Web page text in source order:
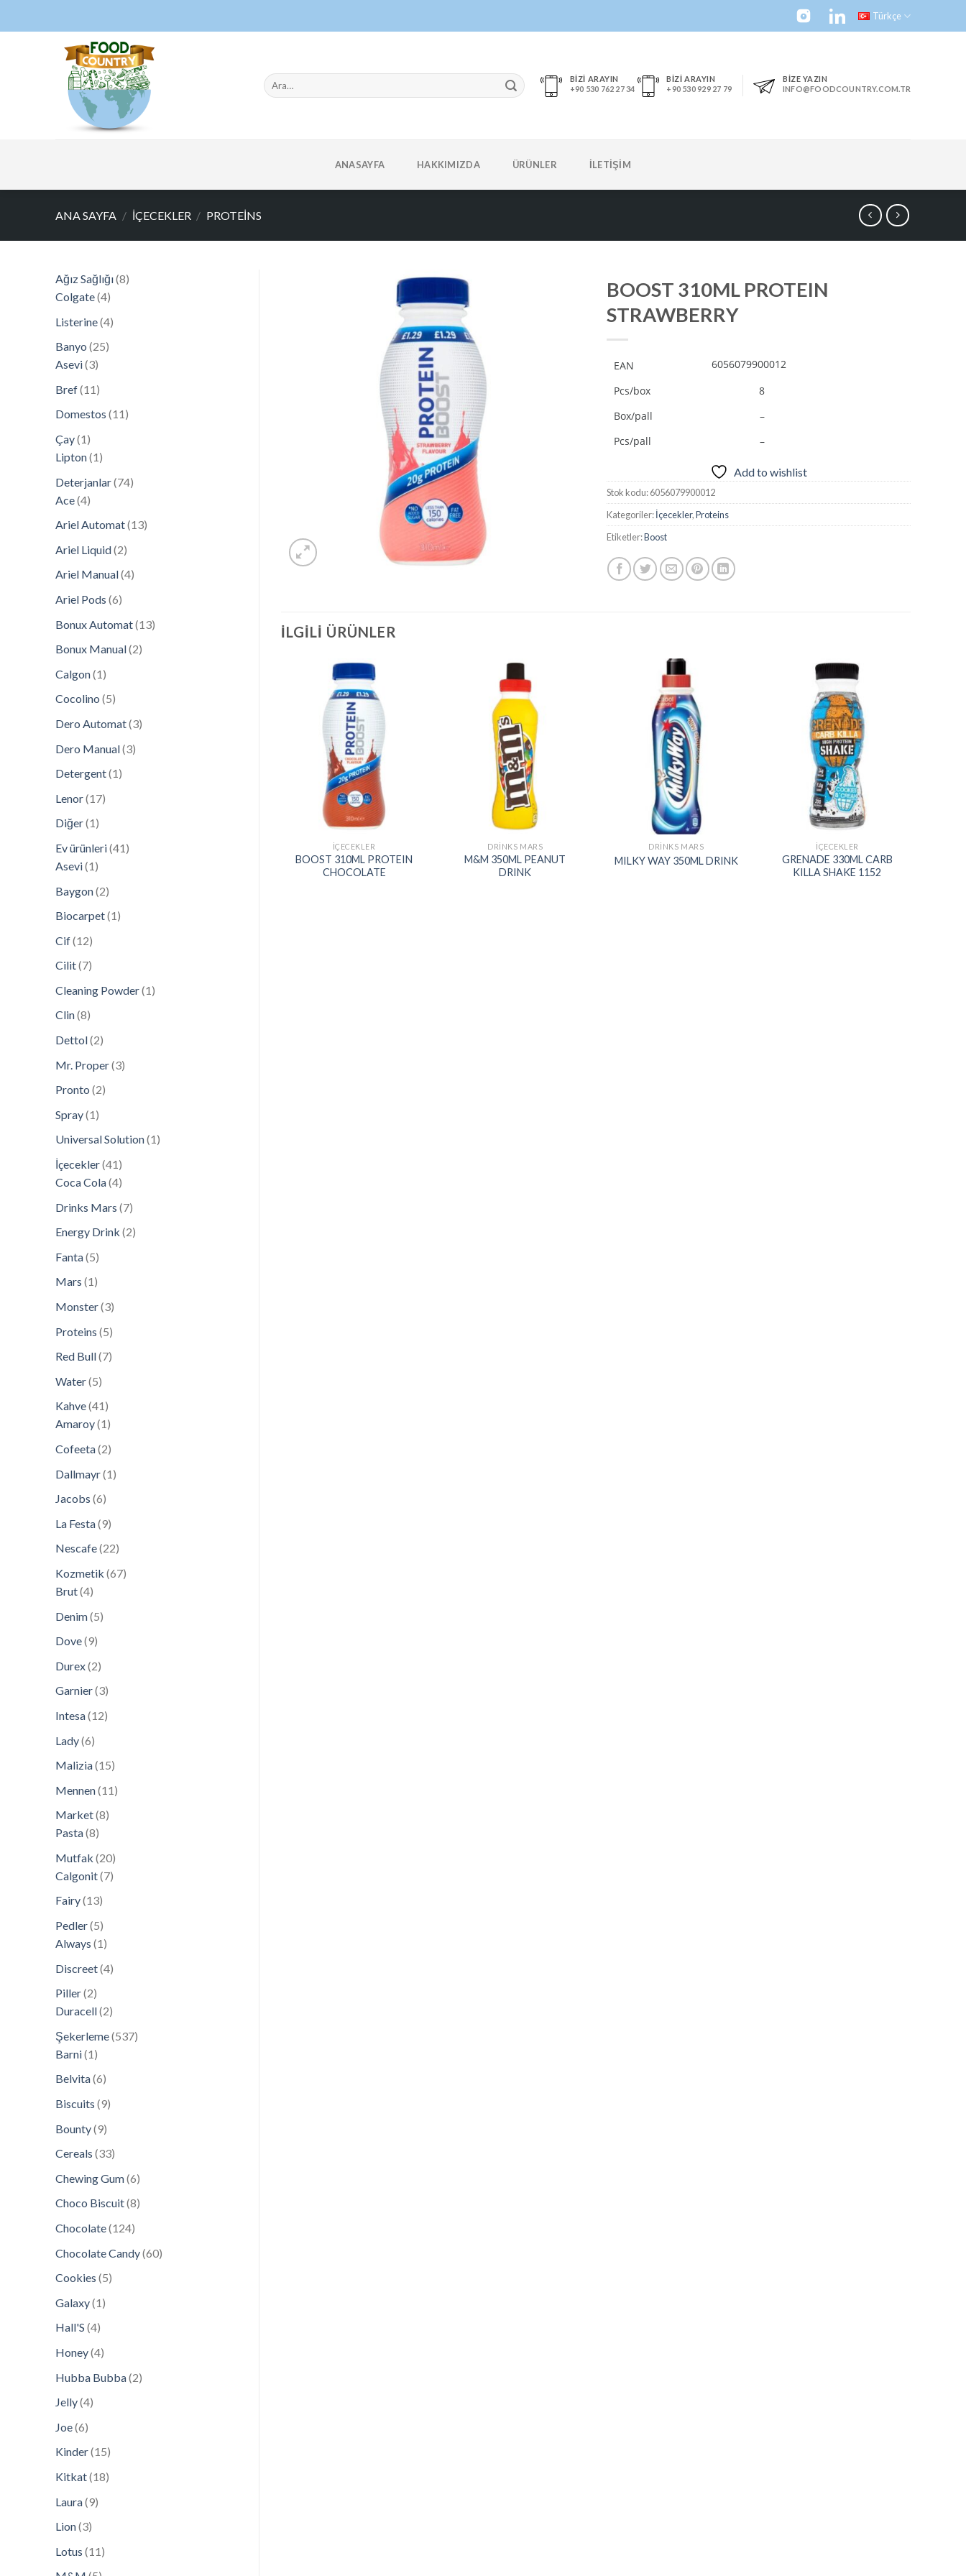
Türkçe
Ara:
BİZİ ARAYIN
+90 530 762 27 34
BİZİ ARAYIN
+90 530 929 27 79
BİZE YAZIN
INFO@FOODCOUNTRY.COM.TR
ANASAYFA HAKKIMIZDA ÜRÜNLER İLETİŞİM
ANA SAYFA / İÇECEKLER / PROTEINS
Ağız Sağlığı 88
Colgate 44
Listerine 44
Banyo 2525
Asevi 33
Bref 1111
ürün
Domestos 1111
Çay 11
ürün
Lipton 11
Deterjanlar 7474
Ace 44
Ariel Automat 1313
Ariel Liquid 22
Ariel Manual 44
Ariel Pods 66
Bonux Automat 1313
Bonux Manual 22
Calgon 1 1
Cocolino 55
Dero Automat 33
Dero Manual 33
Detergent 11
Lenor 1717
Diğer 11
Ev ürünleri 4141
Asevi 11
Baygon 22
Biocarpet 11
Cif 1212
Cilit 77
Cleaning Powder 11
Clin 88
Dettol 22
Mr. Proper 33
Pronto 22
Spray 11
Universal Solution 11
İçecekler 4141
ürün
Coca Cola 44
Drinks Mars 77
Energy Drink 22
Fanta 55
ürün
Mars 11
Monster 33
Proteins 55
Red Bull 77
Water 55
Kahve 4141
ürün
Amaroy 11
Cofeeta 22
Dallmayr 1 1
Jacobs 66
La Festa 99
Nescafe 2222
Kozmetik 6767
Brut 44
Denim 55
Dove 99
Durex 22
Garnier 33
Intesa 1212
Lady 66
Malizia 1515
Mennen 11 11
Market 88
Pasta 88
Mutfak 2020
ürün
Calgonit 77
Fairy 1313
Pedler 55
ürün
Always 11
Discreet 44
Piller 22
ürün
Duracell 22
Şekerleme 537537
Barni 11
ürün
Belvita 66
Biscuits 99
Bounty 99
Cereals 3333
Chewing Gum 66
ürün
Choco Biscuit 88
Chocolate 124124
Chocolate Candy 6060
Cookies 55
Galaxy 1 1
Hall'S 44
Honey 44
Hubba Bubba 22
Jelly 44
Joe 66
Kinder 1515
Kitkat 1818
Laura 99
Lion 33
Lotus 11 11
BOOST 310ML PROTEIN
STRAWBERRY
EAN
6056079900012
Pcs/box
8
Box/pall
–
Pcs/pall
–
Add to wishlist
Stok kodu:6056079900012
Kategoriler:İçecekler,Proteins
Etiketler:Boost
İLGILI ÜRÜNLER
İÇECEKLER
BOOST 310ML PROTEIN
CHOCOLATE
DRINKS MARS
M&M 350ML PEANUT
DRINK
DRINKS MARS
MILKY WAY 350ML DRINK
İÇECEKLER
GRENADE 330ML CARB
KILLA SHAKE 1152
Add to
COLA 330ML